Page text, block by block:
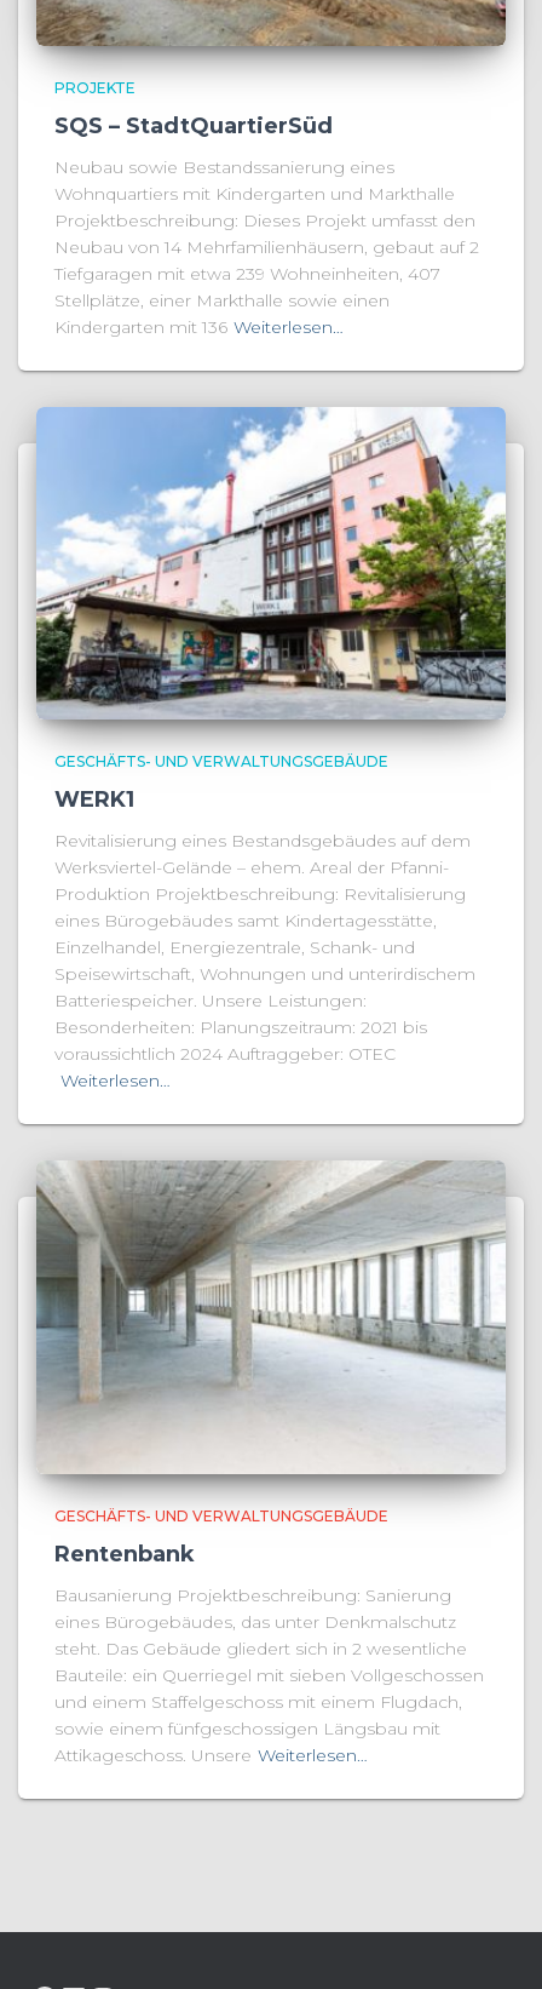
PROJEKTE
SQS – StadtQuartierSüd
Neubau sowie Bestandssanierung eines
Wohnquartiers mit Kindergarten und Markthalle
Projektbeschreibung: Dieses Projekt umfasst den
Neubau von 14 Mehrfamilienhäusern, gebaut auf 2
Tiefgaragen mit etwa 239 Wohneinheiten, 407
Stellplätze, einer Markthalle sowie einen
Kindergarten mit 136 Weiterlesen…
GESCHÄFTS- UND VERWALTUNGSGEBÄUDE
WERK1
Revitalisierung eines Bestandsgebäudes auf dem
Werksviertel-Gelände – ehem. Areal der Pfanni-
Produktion Projektbeschreibung: Revitalisierung
eines Bürogebäudes samt Kindertagesstätte,
Einzelhandel, Energiezentrale, Schank- und
Speisewirtschaft, Wohnungen und unterirdischem
Batteriespeicher. Unsere Leistungen:
Besonderheiten: Planungszeitraum: 2021 bis
voraussichtlich 2024 Auftraggeber: OTEC
Weiterlesen…
GESCHÄFTS- UND VERWALTUNGSGEBÄUDE
Rentenbank
Bausanierung Projektbeschreibung: Sanierung
eines Bürogebäudes, das unter Denkmalschutz
steht. Das Gebäude gliedert sich in 2 wesentliche
Bauteile: ein Querriegel mit sieben Vollgeschossen
und einem Staffelgeschoss mit einem Flugdach,
sowie einem fünfgeschossigen Längsbau mit
Attikageschoss. Unsere Weiterlesen…